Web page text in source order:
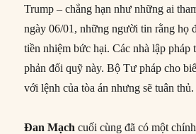
Trump – chẳng hạn như những ai
ngày 06/01, những người tin rằng họ
tiền nhiệm bức hại. Các nhà lập pháp
phản đối quỹ này. Bộ Tư pháp cho
với lệnh của tòa án nhưng sẽ tuân thủ.
Đan Mạch cuối cùng đã có một